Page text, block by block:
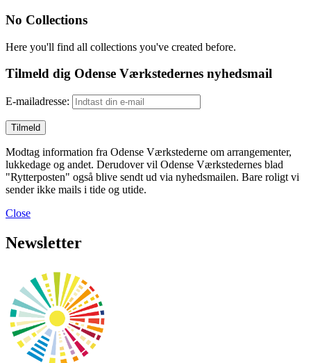
No Collections
Here you'll find all collections you've created before.
Tilmeld dig Odense Værkstedernes nyhedsmail
E-mailadresse:
Modtag information fra Odense Værkstederne om arrangementer,
lukkedage og andet. Derudover vil Odense Værkstedernes blad
"Rytterposten" også blive sendt ud via nyhedsmailen. Bare roligt vi
sender ikke mails i tide og utide.
Close
Newsletter